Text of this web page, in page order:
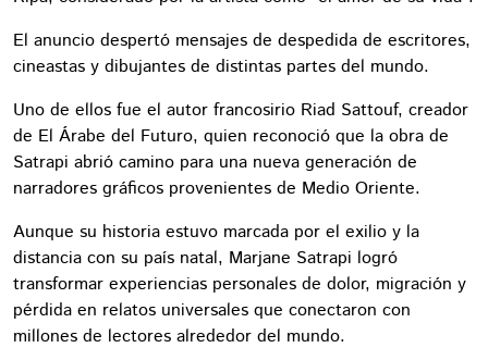
El anuncio despertó mensajes de despedida de escritores,
cineastas y dibujantes de distintas partes del mundo.
Uno de ellos fue el autor francosirio Riad Sattouf, creador
de El Árabe del Futuro, quien reconoció que la obra de
Satrapi abrió camino para una nueva generación de
narradores gráficos provenientes de Medio Oriente.
Aunque su historia estuvo marcada por el exilio y la
distancia con su país natal, Marjane Satrapi logró
transformar experiencias personales de dolor, migración y
pérdida en relatos universales que conectaron con
millones de lectores alrededor del mundo.